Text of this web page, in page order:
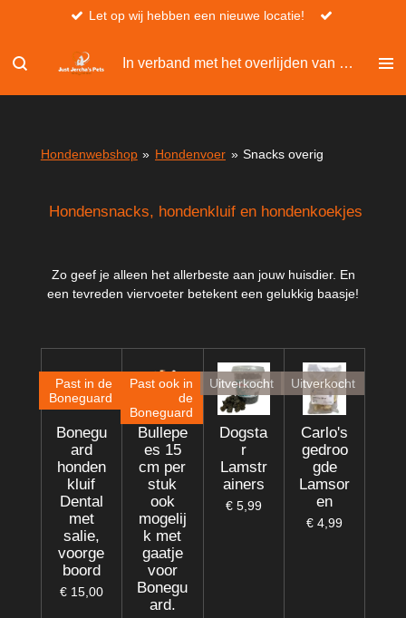
naar
hoofdinhoud
In verband met het overlijden van Christel, kan er niet besteld worden via de website.
Let op wij hebben een nieuwe locatie!
Hondenwebshop » Hondenvoer » Snacks overig
Hondensnacks, hondenkluif en hondenkoekjes
Zo geef je alleen het allerbeste aan jouw huisdier. En
een tevreden viervoeter betekent een gelukkig baasje!
Past in de
Boneguard
Bonegu
ard
honden
kluif
Dental
met
salie,
voorge
boord
€ 15,00
Past ook in
de
Boneguard
Bullepe
es 15
cm per
stuk
ook
mogelij
k met
gaatje
voor
Bonegu
ard.
Uitverkocht
Dogsta
r
Lamstr
ainers
€ 5,99
Uitverkocht
Carlo's
gedroo
gde
Lamsor
en
€ 4,99